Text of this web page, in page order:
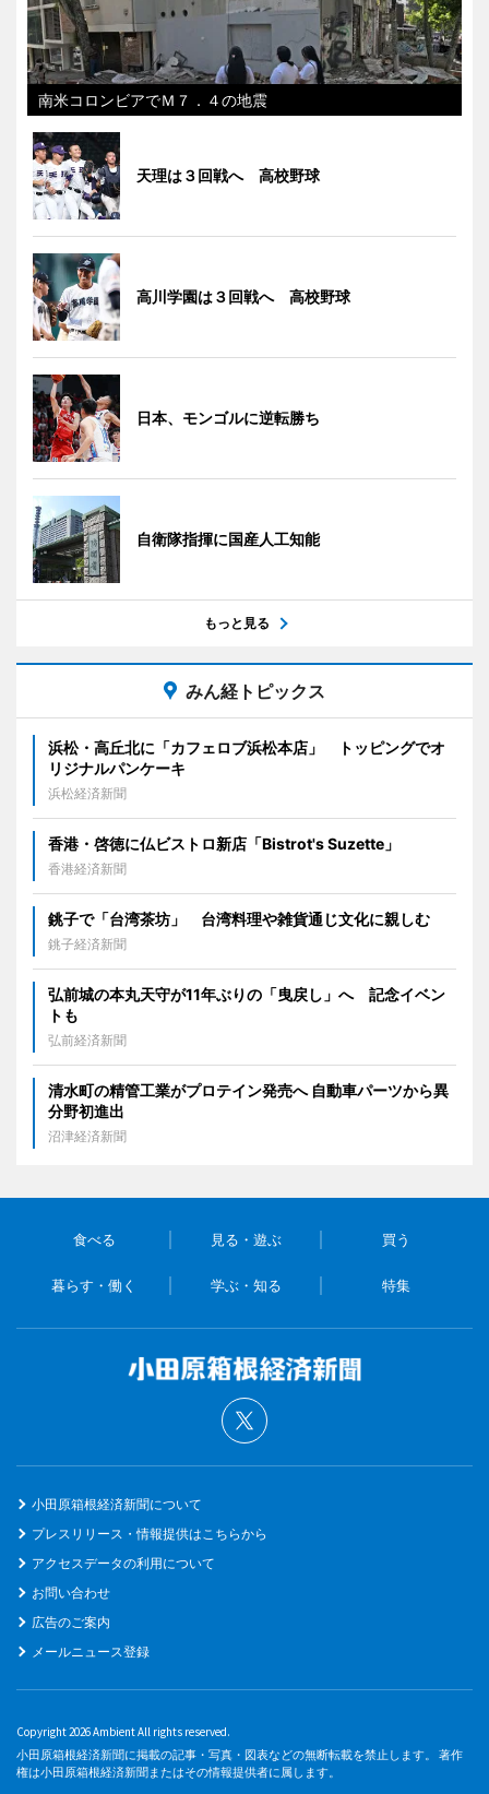
南米コロンビアでＭ７．４の地震
天理は３回戦へ 高校野球
高川学園は３回戦へ 高校野球
日本、モンゴルに逆転勝ち
自衛隊指揮に国産人工知能
もっと見る
みん経トピックス
浜松・高丘北に「カフェロブ浜松本店」 トッピングでオ
リジナルパンケーキ
浜松経済新聞
香港・啓徳に仏ビストロ新店「Bistrot's Suzette」
香港経済新聞
銚子で「台湾茶坊」 台湾料理や雑貨通じ文化に親しむ
銚子経済新聞
弘前城の本丸天守が11年ぶりの「曳戻し」へ 記念イベン
トも
弘前経済新聞
清水町の精管工業がプロテイン発売へ 自動車パーツから異
分野初進出
沼津経済新聞
食べる 見る・遊ぶ 買う
暮らす・働く 学ぶ・知る 特集
小田原箱根経済新聞について
プレスリリース・情報提供はこちらから
アクセスデータの利用について
お問い合わせ
広告のご案内
メールニュース登録
Copyright 2026 Ambient All rights reserved.
小田原箱根経済新聞に掲載の記事・写真・図表などの無断転載を禁止します。 著作
権は小田原箱根経済新聞またはその情報提供者に属します。